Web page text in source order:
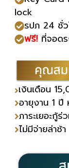
lock
รปภ 24 ชั่
ฟรี! ที่จอด
เงินเดือน
อายุงาน 1 ปี
ภาระเยอะกู้ร่
ไม่มีจ่ายล่าช้